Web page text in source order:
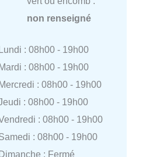
non renseigné
: 08h00 - 19h00
: 08h00 - 19h00
: 08h00 - 19h00
: 08h00 - 19h00
: 08h00 - 19h00
: 08h00 - 19h00
: Fermé